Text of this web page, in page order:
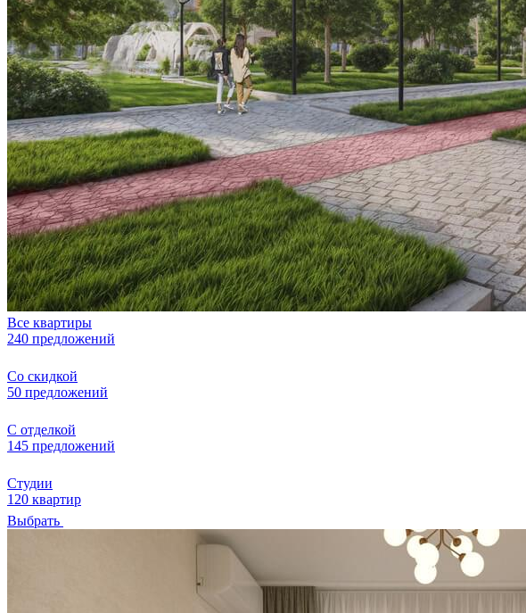
Все квартиры
240 предложений
Со скидкой
50 предложений
С отделкой
145 предложений
Студии
120 квартир
Выбрать